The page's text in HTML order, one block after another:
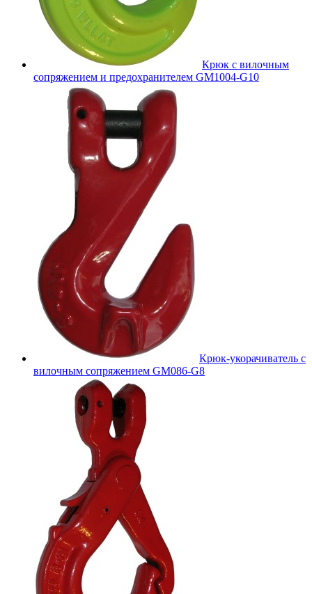
Крюк с вилочным
сопряжением и предохранителем GM1004-G10
Крюк-укорачиватель с
вилочным сопряжением GM086-G8